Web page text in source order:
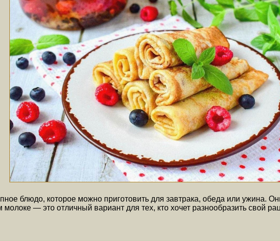
блюдо, которое можно приготовить для завтрака, обеда или ужина.
— это отличный вариант для тех, кто хочет разнообразить свой